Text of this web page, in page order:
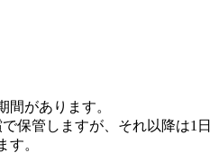
間があります。
保管しますが、それ以降は1日
す。